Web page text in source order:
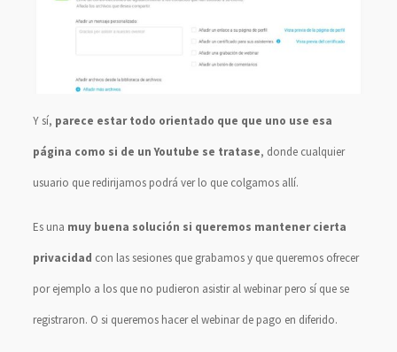
Y sí, parece estar todo orientado que que uno use esa
página como si de un Youtube se tratase, donde cualquier
usuario que redirijamos podrá ver lo que colgamos allí.
Es una muy buena solución si queremos mantener cierta
privacidad con las sesiones que grabamos y que queremos ofrecer
por ejemplo a los que no pudieron asistir al webinar pero sí que se
registraron. O si queremos hacer el webinar de pago en diferido.